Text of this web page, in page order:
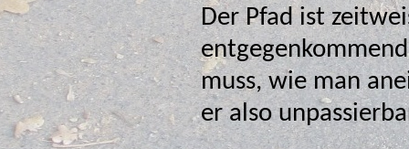
Der Pfad ist
entgegenkommenden
muss, wie man
er also